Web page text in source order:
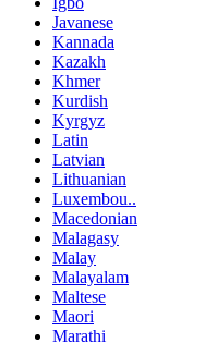
Javanese
Kannada
Kazakh
Khmer
Kurdish
Kyrgyz
Latin
Latvian
Lithuanian
Luxembou..
Macedonian
Malagasy
Malay
Malayalam
Maltese
Maori
Marathi